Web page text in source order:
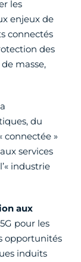
les
enjeux de
connectés
des
masse,
du
connectée »
services
industrie
aux
pour les
opportunités
induits